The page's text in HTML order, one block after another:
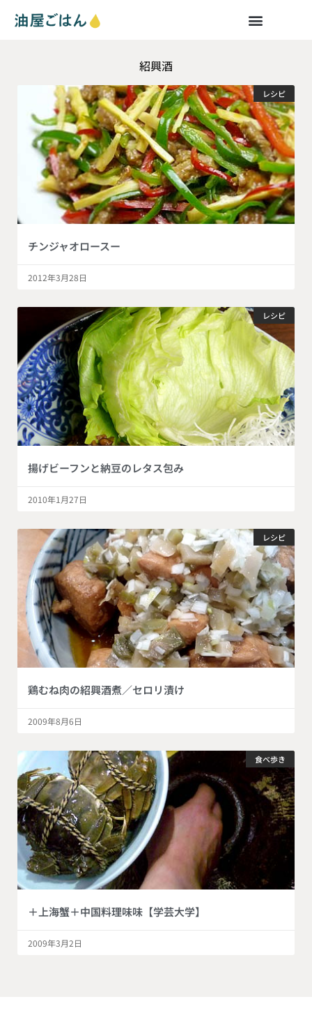
紹興酒
レシピ
チンジャオロースー
2012年3月28日
レシピ
揚げビーフンと納豆のレタス包み
2010年1月27日
レシピ
鶏むね肉の紹興酒煮／セロリ漬け
2009年8月6日
食べ歩き
＋上海蟹＋中国料理味味【学芸大学】
2009年3月2日